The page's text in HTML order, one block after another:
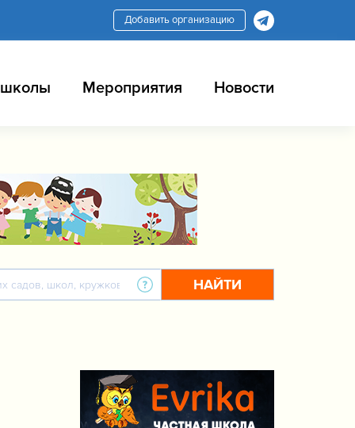
Добавить организацию
Мероприятия Новости
НАЙТИ